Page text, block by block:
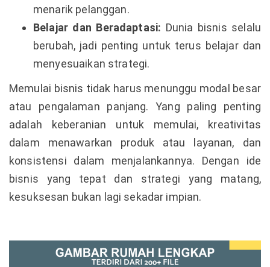
menarik pelanggan.
Belajar dan Beradaptasi: Dunia bisnis selalu
berubah, jadi penting untuk terus belajar dan
menyesuaikan strategi.
Memulai bisnis tidak harus menunggu modal besar
atau pengalaman panjang. Yang paling penting
adalah keberanian untuk memulai, kreativitas
dalam menawarkan produk atau layanan, dan
konsistensi dalam menjalankannya. Dengan ide
bisnis yang tepat dan strategi yang matang,
kesuksesan bukan lagi sekadar impian.